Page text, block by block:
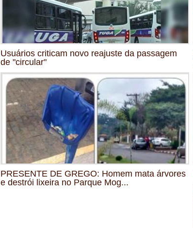
Usuários criticam novo reajuste da passagem
de "circular"
PRESENTE DE GREGO: Homem mata árvores
e destrói lixeira no Parque Mog...